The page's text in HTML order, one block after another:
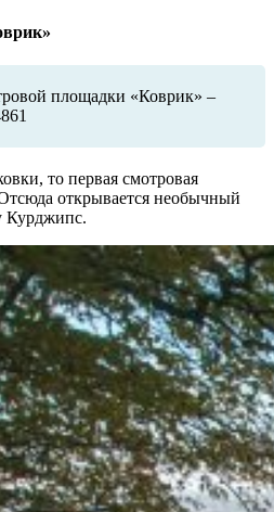
площадки «Коврик» –
то первая смотровая
открывается необычный
Курджипс.